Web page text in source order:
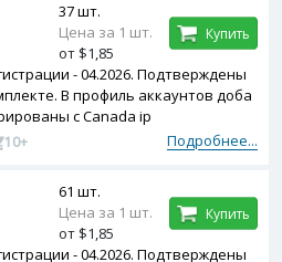
- 04.2026. Подтверждены
В профиль аккаунтов доба
с Canada ip
Подробнее...
10+
37 шт.
Цена за 1 шт.
от $1,85
Купить
- 04.2026. Подтверждены
61 шт.
Цена за 1 шт.
от $1,85
Купить